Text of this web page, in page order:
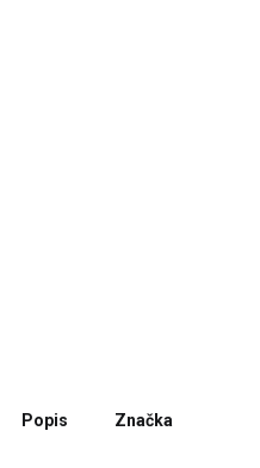
Popis
Značka